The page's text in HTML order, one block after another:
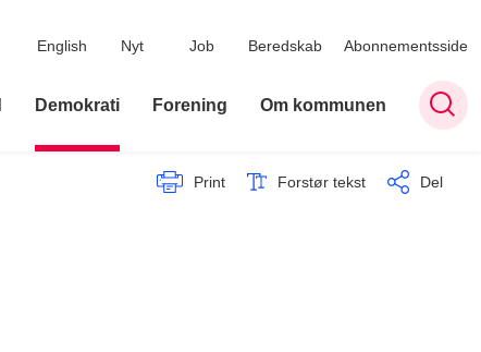
English Nyt Job Beredskab Abonnementsside
Demokrati Forening Om kommunen
Print Forstør tekst Del